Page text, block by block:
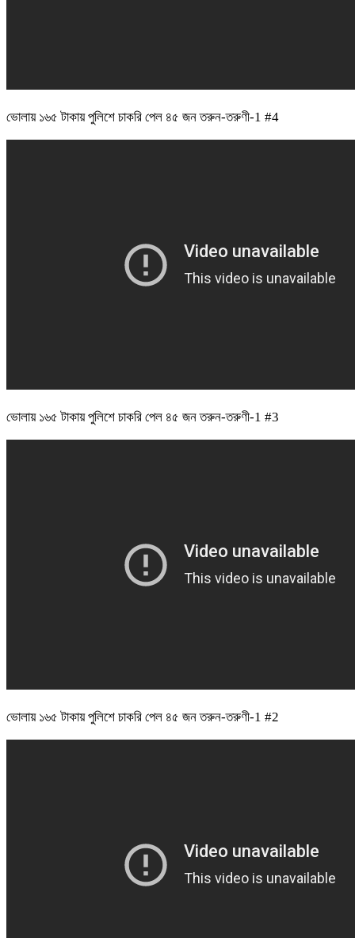
ভোলায় ১৬৫ টাকায় পুলিশে চাকরি পেল ৪৫ জন তরুন-তরুণী-1 #4
ভোলায় ১৬৫ টাকায় পুলিশে চাকরি পেল ৪৫ জন তরুন-তরুণী-1 #3
ভোলায় ১৬৫ টাকায় পুলিশে চাকরি পেল ৪৫ জন তরুন-তরুণী-1 #2